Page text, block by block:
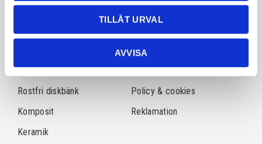
TILLÅT URVAL
AVVISA
Sortiment
Natursten
Rostfri diskbänk
Komposit
Keramik
Information
Frågor & svar
Köpvillkor
Policy & cookies
Reklamation